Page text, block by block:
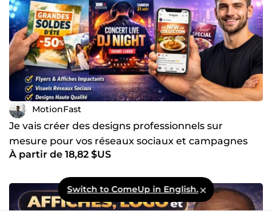
MotionFast
Je vais créer des designs professionnels sur
mesure pour vos réseaux sociaux et campagnes
marketing
À partir de 18,82 $US
Switch to ComeUp in English.